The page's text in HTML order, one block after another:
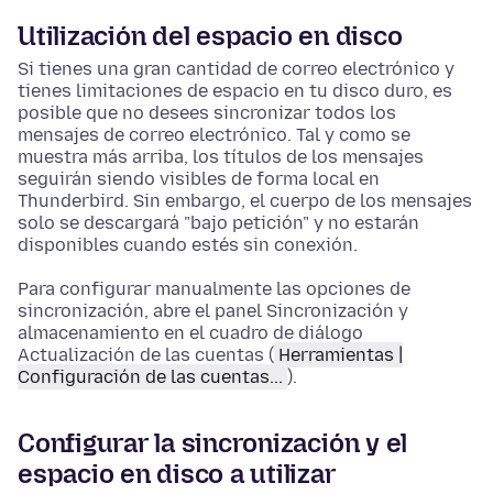
Utilización del espacio en disco
Si tienes una gran cantidad de correo electrónico y
tienes limitaciones de espacio en tu disco duro, es
posible que no desees sincronizar todos los
mensajes de correo electrónico. Tal y como se
muestra más arriba, los títulos de los mensajes
seguirán siendo visibles de forma local en
Thunderbird. Sin embargo, el cuerpo de los mensajes
solo se descargará "bajo petición" y no estarán
disponibles cuando estés sin conexión.
Para configurar manualmente las opciones de
sincronización, abre el panel Sincronización y
almacenamiento en el cuadro de diálogo
Actualización de las cuentas ( Herramientas |
Configuración de las cuentas... ).
Configurar la sincronización y el
espacio en disco a utilizar